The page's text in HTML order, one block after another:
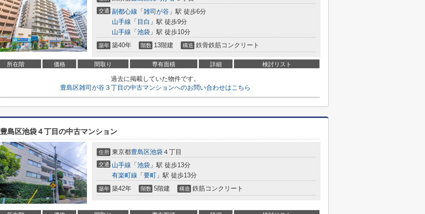
交通 副都心線 「 雑司が谷 」駅 徒歩6分
山手線 「 目白 」駅 徒歩9分
山手線 「 池袋 」駅 徒歩10分
築年 築40年 階数 13階建 構造 鉄骨鉄筋コンクリート
所在階 価格 間取り 専有面積 詳細 検討リスト
過去に掲載していた物件です。
豊島区雑司が谷３丁目の中古マンションへのお問い合わせはこちら
豊島区池袋４丁目の中古マンション
住所 東京都豊島区池袋 ４丁目
交通 山手線 「 池袋 」駅 徒歩13分
有楽町線 「 要町 」駅 徒歩13分
築年 築42年 階数 5階建 構造 鉄筋コンクリート